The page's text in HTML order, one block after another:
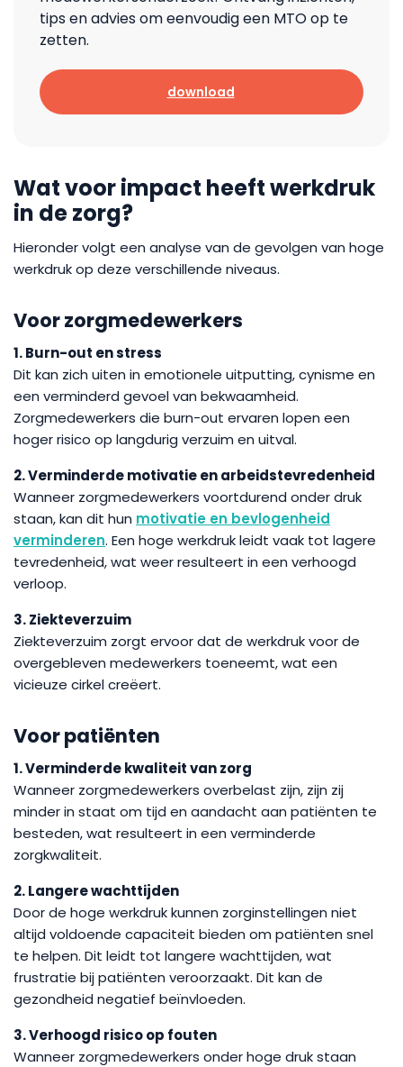
tips en advies om eenvoudig een MTO op te
zetten.
download
Wat voor impact heeft werkdruk
in de zorg?
Hieronder volgt een analyse van de gevolgen van hoge
werkdruk op deze verschillende niveaus.
Voor zorgmedewerkers
1. Burn-out en stress
Dit kan zich uiten in emotionele uitputting, cynisme en
een verminderd gevoel van bekwaamheid.
Zorgmedewerkers die burn-out ervaren lopen een
hoger risico op langdurig verzuim en uitval.
2. Verminderde motivatie en arbeidstevredenheid
Wanneer zorgmedewerkers voortdurend onder druk
staan, kan dit hun motivatie en bevlogenheid
verminderen. Een hoge werkdruk leidt vaak tot lagere
tevredenheid, wat weer resulteert in een verhoogd
verloop.
3. Ziekteverzuim
Ziekteverzuim zorgt ervoor dat de werkdruk voor de
overgebleven medewerkers toeneemt, wat een
vicieuze cirkel creëert.
Voor patiënten
1. Verminderde kwaliteit van zorg
Wanneer zorgmedewerkers overbelast zijn, zijn zij
minder in staat om tijd en aandacht aan patiënten te
besteden, wat resulteert in een verminderde
zorgkwaliteit.
2. Langere wachttijden
Door de hoge werkdruk kunnen zorginstellingen niet
altijd voldoende capaciteit bieden om patiënten snel
te helpen. Dit leidt tot langere wachttijden, wat
frustratie bij patiënten veroorzaakt. Dit kan de
gezondheid negatief beïnvloeden.
3. Verhoogd risico op fouten
Wanneer zorgmedewerkers onder hoge druk staan